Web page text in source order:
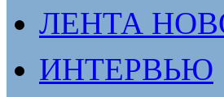
ЛЕНТА
ИНТЕРВЬЮ